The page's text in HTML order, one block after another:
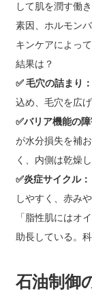
して肌を潤す働
素因、ホルモン
キンケアによっ
結果は？
✅ 毛穴の詰まり：
込め、毛穴を広げ
✅バリア機能の障
が水分損失を補
く、内側は乾燥
✅炎症サイクル：
しやすく、赤み
「脂性肌にはオ
助長している。
石油制御